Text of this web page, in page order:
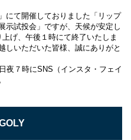
にて開催しておりました「リップ
示試投会」ですが、天候が安定し
げ、午後１時にて終了いたしま
しいただいた皆様、誠にありがと
夜７時にSNS（インスタ・フェイ